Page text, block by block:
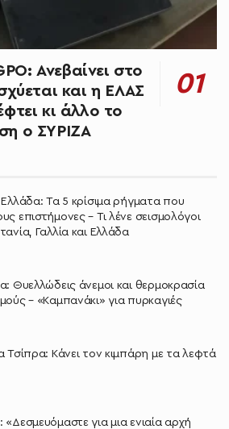
Ανεβαίνει στο
και η ΕΛΑΣ
κι άλλο το
ο ΣΥΡΙΖΑ
Ελλάδα: Τα 5 κρίσιμα ρήγματα που
επιστήμονες – Τι λένε σεισμολόγοι
Γαλλία και Ελλάδα
Θυελλώδεις άνεμοι και θερμοκρασία
– «Καμπανάκι» για πυρκαγιές
Τσίπρα: Κάνει τον κιμπάρη με τα λεφτά
για μια ενιαία αρχή